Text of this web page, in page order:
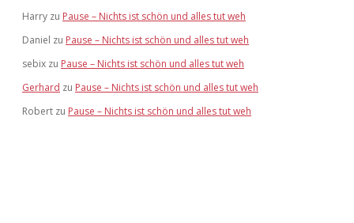
Harry zu Pause – Nichts ist schön und alles tut weh
Daniel zu Pause – Nichts ist schön und alles tut weh
sebix zu Pause – Nichts ist schön und alles tut weh
Gerhard zu Pause – Nichts ist schön und alles tut weh
Robert zu Pause – Nichts ist schön und alles tut weh